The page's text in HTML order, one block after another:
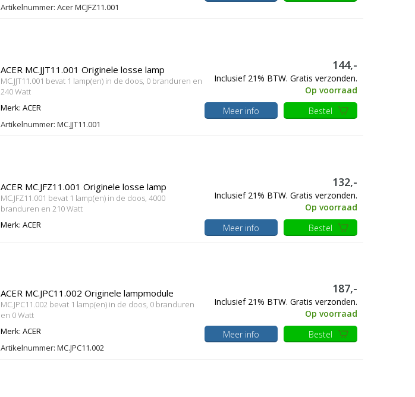
Artikelnummer: Acer MCJFZ11.001
ACER MC.JJT11.001 Originele losse lamp
MC.JJT11.001 bevat 1 lamp(en) in de doos, 0 branduren en
240 Watt
Merk: ACER
Artikelnummer: MC.JJT11.001
144,-
Inclusief 21% BTW. Gratis verzonden.
Op voorraad
Meer info
Bestel
ACER MC.JFZ11.001 Originele losse lamp
MC.JFZ11.001 bevat 1 lamp(en) in de doos, 4000
branduren en 210 Watt
Merk: ACER
132,-
Inclusief 21% BTW. Gratis verzonden.
Op voorraad
Meer info
Bestel
ACER MC.JPC11.002 Originele lampmodule
MC.JPC11.002 bevat 1 lamp(en) in de doos, 0 branduren
en 0 Watt
Merk: ACER
Artikelnummer: MC.JPC11.002
187,-
Inclusief 21% BTW. Gratis verzonden.
Op voorraad
Meer info
Bestel